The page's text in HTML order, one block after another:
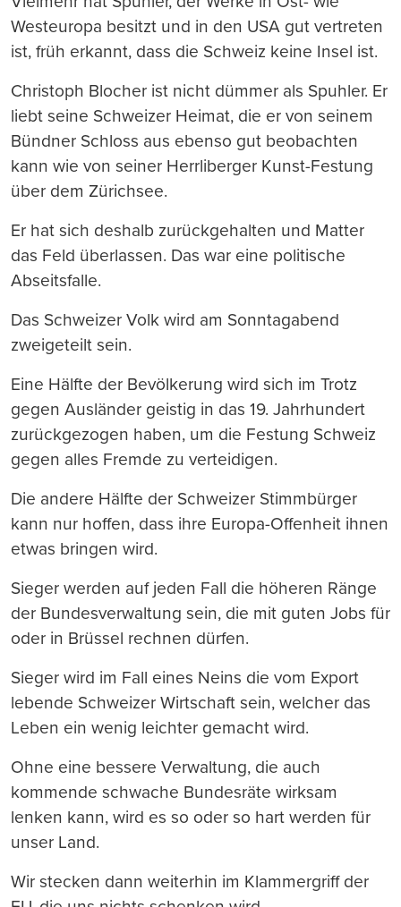
Westeuropa besitzt und in den USA gut vertreten
ist, früh erkannt, dass die Schweiz keine Insel ist.
Christoph Blocher ist nicht dümmer als Spuhler. Er
liebt seine Schweizer Heimat, die er von seinem
Bündner Schloss aus ebenso gut beobachten
kann wie von seiner Herrliberger Kunst-Festung
über dem Zürichsee.
Er hat sich deshalb zurückgehalten und Matter
das Feld überlassen. Das war eine politische
Abseitsfalle.
Das Schweizer Volk wird am Sonntagabend
zweigeteilt sein.
Eine Hälfte der Bevölkerung wird sich im Trotz
gegen Ausländer geistig in das 19. Jahrhundert
zurückgezogen haben, um die Festung Schweiz
gegen alles Fremde zu verteidigen.
Die andere Hälfte der Schweizer Stimmbürger
kann nur hoffen, dass ihre Europa-Offenheit ihnen
etwas bringen wird.
Sieger werden auf jeden Fall die höheren Ränge
der Bundesverwaltung sein, die mit guten Jobs für
oder in Brüssel rechnen dürfen.
Sieger wird im Fall eines Neins die vom Export
lebende Schweizer Wirtschaft sein, welcher das
Leben ein wenig leichter gemacht wird.
Ohne eine bessere Verwaltung, die auch
kommende schwache Bundesräte wirksam
lenken kann, wird es so oder so hart werden für
unser Land.
Wir stecken dann weiterhin im Klammergriff der